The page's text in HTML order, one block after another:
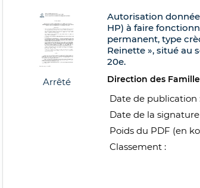
Arrêté
Autorisation donnée
HP) à faire
permanent, type
Reinette », situé au
20e.
Direction des
Date de publication
Date de la signature
Poids du PDF (en
Classement :